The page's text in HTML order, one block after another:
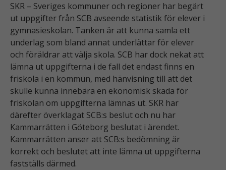
SKR – Sveriges kommuner och regioner har begärt
ut uppgifter från SCB avseende statistik för elever i
gymnasieskolan. Tanken är att kunna samla ett
underlag som bland annat underlättar för elever
och föräldrar att välja skola. SCB har dock nekat att
lämna ut uppgifterna i de fall det endast finns en
friskola i en kommun, med hänvisning till att det
skulle kunna innebära en ekonomisk skada för
friskolan om uppgifterna lämnas ut. SKR har
därefter överklagat SCB:s beslut och nu har
Kammarrätten i Göteborg beslutat i ärendet.
Kammarrätten anser att SCB:s bedömning är
korrekt och beslutet att inte lämna ut uppgifterna
fastställs därmed.